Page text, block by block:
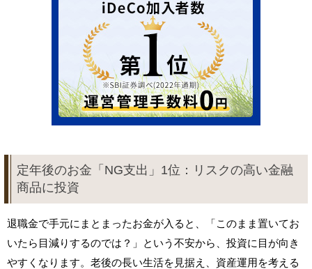
定年後のお金「NG支出」1位：リスクの高い金融
商品に投資
退職金で手元にまとまったお金が入ると、「このまま置いてお
いたら目減りするのでは？」という不安から、投資に目が向き
やすくなります。老後の長い生活を見据え、資産運用を考える